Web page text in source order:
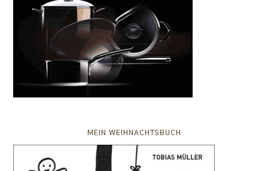
MEIN WEIHNACHTSBUCH